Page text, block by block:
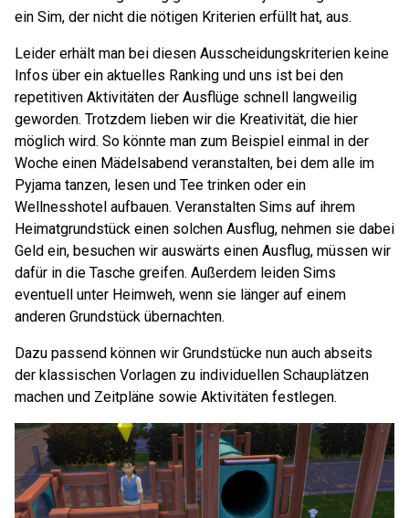
ein Sim, der nicht die nötigen Kriterien erfüllt hat, aus.
Leider erhält man bei diesen Ausscheidungskriterien keine
Infos über ein aktuelles Ranking und uns ist bei den
repetitiven Aktivitäten der Ausflüge schnell langweilig
geworden. Trotzdem lieben wir die Kreativität, die hier
möglich wird. So könnte man zum Beispiel einmal in der
Woche einen Mädelsabend veranstalten, bei dem alle im
Pyjama tanzen, lesen und Tee trinken oder ein
Wellnesshotel aufbauen. Veranstalten Sims auf ihrem
Heimatgrundstück einen solchen Ausflug, nehmen sie dabei
Geld ein, besuchen wir auswärts einen Ausflug, müssen wir
dafür in die Tasche greifen. Außerdem leiden Sims
eventuell unter Heimweh, wenn sie länger auf einem
anderen Grundstück übernachten.
Dazu passend können wir Grundstücke nun auch abseits
der klassischen Vorlagen zu individuellen Schauplätzen
machen und Zeitpläne sowie Aktivitäten festlegen.